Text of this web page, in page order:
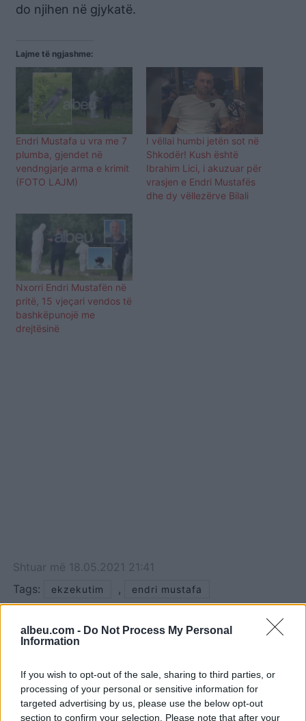
albeu.com - Do Not Process My Personal
Information
If you wish to opt-out of the sale, sharing to third parties, or
processing of your personal or sensitive information for
targeted advertising by us, please use the below opt-out
section to confirm your selection. Please note that after your
do njihen në gjykatë.
Lajme të ngjashme:
Endri Mustafa u vra me 7
plumba, gjendet në
vendngjarje arma e krimit
(FOTO LAJM)
I vëllai humbi jetën sot në
Shkodër! Kush është
Ibrahim Lici, i akuzuar për
vrasjen e Endri Mustafës
dhe dy vëllezërve Bilali
Nxorri Endri Mustafën në
pritë, 15 vjeçari vendos të
bashkëpunojë me
drejtësinë
Shtuar më 18.05.2021 21:41
Tags:
ekzekutim , endri mustafa